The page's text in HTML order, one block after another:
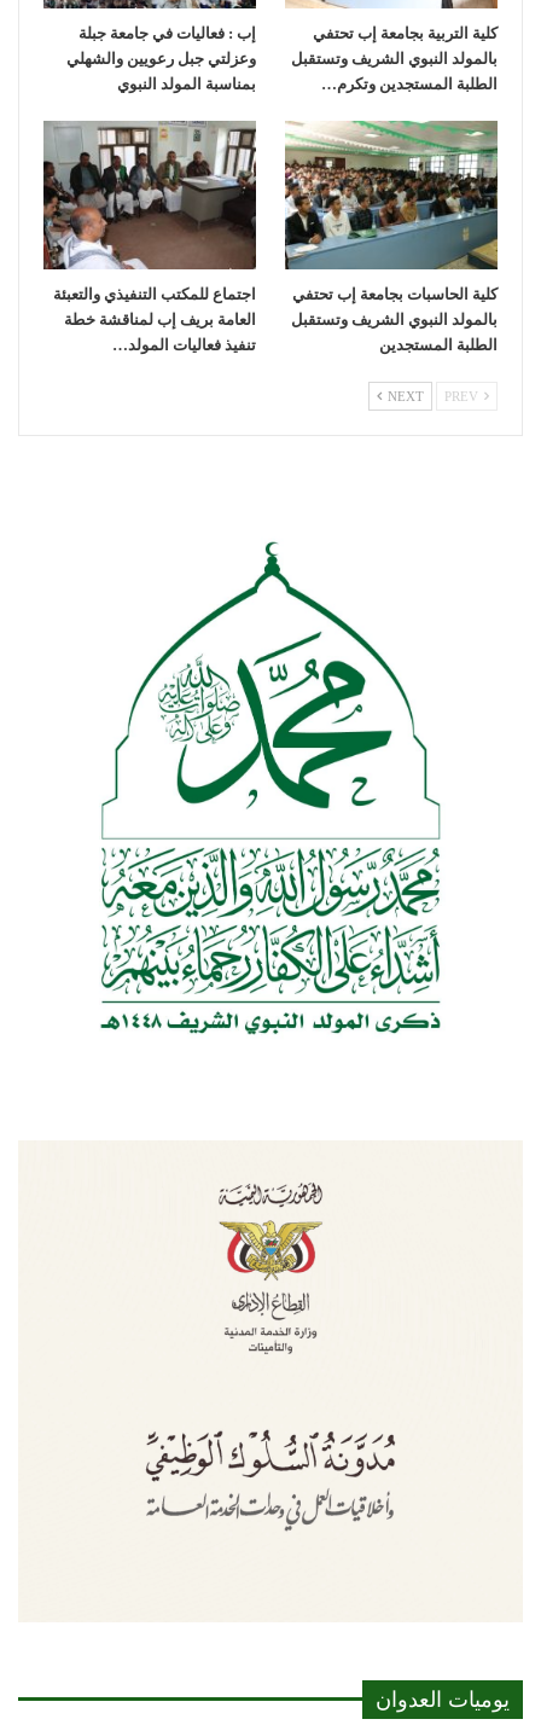
كلية التربية بجامعة إب تحتفي
بالمولد النبوي الشريف وتستقبل
الطلبة المستجدين وتكرم…
إب : فعاليات في جامعة جبلة
وعزلتي جبل رعويين والشهلي
بمناسبة المولد النبوي
كلية الحاسبات بجامعة إب تحتفي
بالمولد النبوي الشريف وتستقبل
الطلبة المستجدين
اجتماع للمكتب التنفيذي والتعبئة
العامة بريف إب لمناقشة خطة
تنفيذ فعاليات المولد…
NEXT
يوميات العدوان